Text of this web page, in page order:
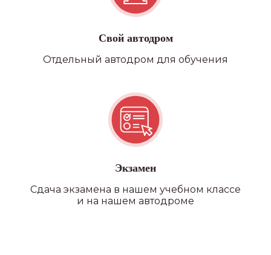
Свой автодром
Отдельный автодром для обучения
Экзамен
Сдача экзамена в нашем учебном классе
и на нашем автодроме
водительской медицинской